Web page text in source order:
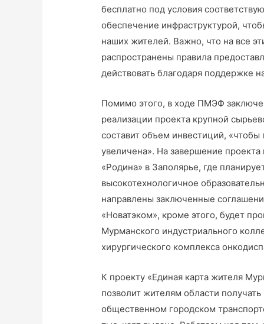
бесплатно под условия
обеспечение инфраструктурой,
наших жителей. Важно, что на все
распространены правила
действовать благодаря поддержке
Помимо этого, в ходе ПМЭФ
реализации проекта крупной
составит объем инвестиций, «чтобы
увеличена». На завершение
«Родина» в Заполярье, где
высокотехнологичное
направлены заключенные
«Новатэком», кроме этого, будет
Мурманского индустриального
хирургического комплекса
К проекту «Единая карта жителя
позволит жителям области
общественном городском